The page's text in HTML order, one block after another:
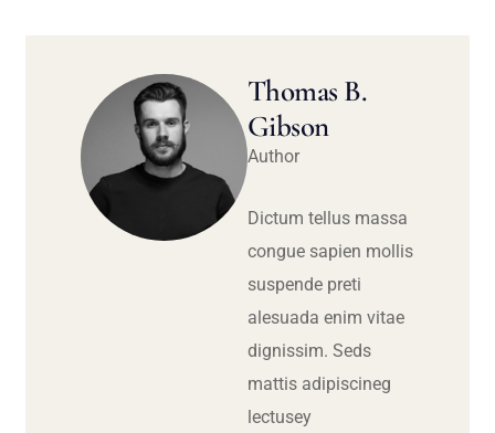
Thomas B.
Gibson
Author
Dictum tellus massa
congue sapien mollis
suspende preti
alesuada enim vitae
dignissim. Seds
mattis adipiscineg
lectusey